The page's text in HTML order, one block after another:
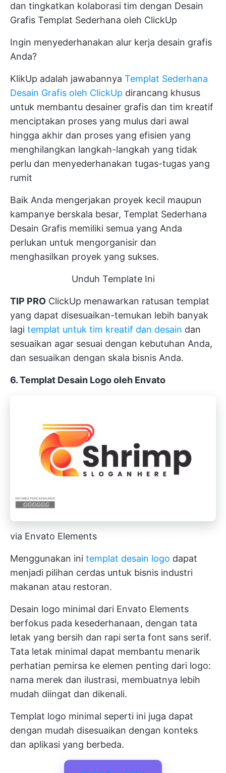
dan tingkatkan kolaborasi tim dengan Desain
Grafis Templat Sederhana oleh ClickUp
Ingin menyederhanakan alur kerja desain grafis
Anda?
KlikUp adalah jawabannya Templat Sederhana
Desain Grafis oleh ClickUp dirancang khusus
untuk membantu desainer grafis dan tim kreatif
menciptakan proses yang mulus dari awal
hingga akhir dan proses yang efisien yang
menghilangkan langkah-langkah yang tidak
perlu dan menyederhanakan tugas-tugas yang
rumit
Baik Anda mengerjakan proyek kecil maupun
kampanye berskala besar, Templat Sederhana
Desain Grafis memiliki semua yang Anda
perlukan untuk mengorganisir dan
menghasilkan proyek yang sukses.
Unduh Template Ini
TIP PRO ClickUp menawarkan ratusan templat
yang dapat disesuaikan-temukan lebih banyak
lagi templat untuk tim kreatif dan desain dan
sesuaikan agar sesuai dengan kebutuhan Anda,
dan sesuaikan dengan skala bisnis Anda.
6. Templat Desain Logo oleh Envato
via Envato Elements
Menggunakan ini templat desain logo dapat
menjadi pilihan cerdas untuk bisnis industri
makanan atau restoran.
Desain logo minimal dari Envato Elements
berfokus pada kesederhanaan, dengan tata
letak yang bersih dan rapi serta font sans serif.
Tata letak minimal dapat membantu menarik
perhatian pemirsa ke elemen penting dari logo:
nama merek dan ilustrasi, membuatnya lebih
mudah diingat dan dikenali.
Templat logo minimal seperti ini juga dapat
dengan mudah disesuaikan dengan konteks
dan aplikasi yang berbeda.